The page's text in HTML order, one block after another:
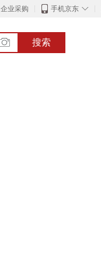
企业采购 ◇
手机京东
搜索